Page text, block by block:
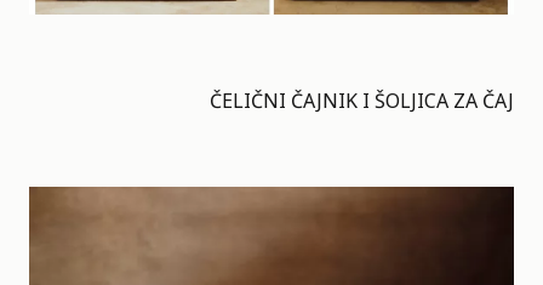
ČELIČNI ČAJNIK I ŠOLJICA ZA ČAJ